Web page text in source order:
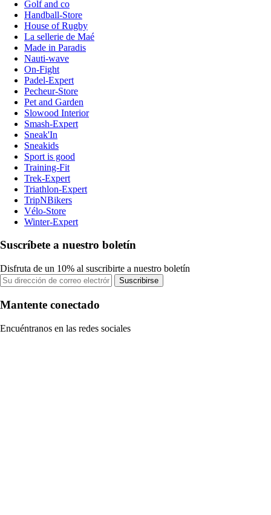
Golf and co
Handball-Store
House of Rugby
La sellerie de Maé
Made in Paradis
Nauti-wave
On-Fight
Padel-Expert
Pecheur-Store
Pet and Garden
Slowood Interior
Smash-Expert
Sneak'In
Sneakids
Sport is good
Training-Fit
Trek-Expert
Triathlon-Expert
TripNBikers
Vélo-Store
Winter-Expert
Suscríbete a nuestro boletín
Disfruta de un 10% al suscribirte a nuestro boletín
Suscribirse
Mantente conectado
Encuéntranos en las redes sociales